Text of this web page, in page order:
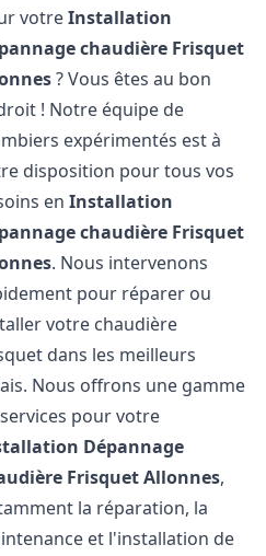
votreInstallation
chaudière Frisquet
? Vous êtes au bon
! Notre équipe de
expérimentés est à
disposition pour tous vos
enInstallation
chaudière Frisquet
. Nous intervenons
pour réparer ou
votre chaudière
dans les meilleurs
Nous offrons une gamme
pour votre
Dépannage
FrisquetAllonnes,
la réparation, la
et l'installation de